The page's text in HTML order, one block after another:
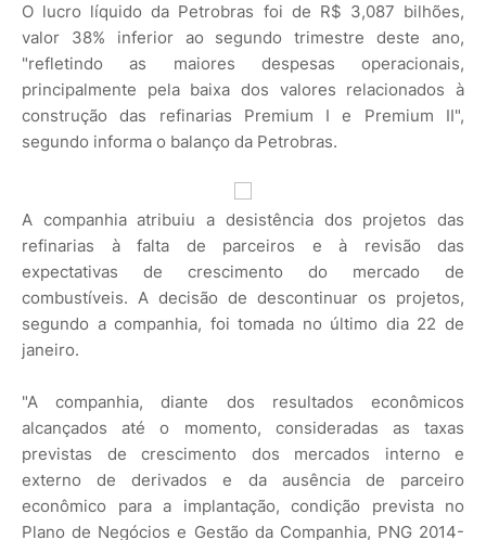
O lucro líquido da Petrobras foi de R$ 3,087 bilhões,
valor 38% inferior ao segundo trimestre deste ano,
"refletindo as maiores despesas operacionais,
principalmente pela baixa dos valores relacionados à
construção das refinarias Premium I e Premium II",
segundo informa o balanço da Petrobras.
A companhia atribuiu a desistência dos projetos das
refinarias à falta de parceiros e à revisão das
expectativas de crescimento do mercado de
combustíveis. A decisão de descontinuar os projetos,
segundo a companhia, foi tomada no último dia 22 de
janeiro.
"A companhia, diante dos resultados econômicos
alcançados até o momento, consideradas as taxas
previstas de crescimento dos mercados interno e
externo de derivados e da ausência de parceiro
econômico para a implantação, condição prevista no
Plano de Negócios e Gestão da Companhia, PNG 2014-